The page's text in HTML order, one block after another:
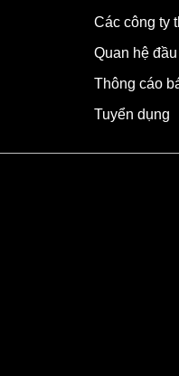
Các công ty
Quan hệ
Thông cáo
Tuyển dụng